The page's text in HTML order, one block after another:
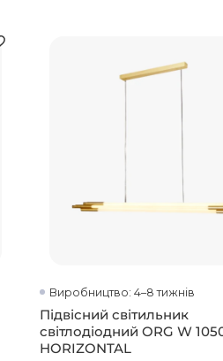
Виробництво: 4–8 тижнів
Підвісний світильник
світлодіодний ORG W
HORIZONTAL